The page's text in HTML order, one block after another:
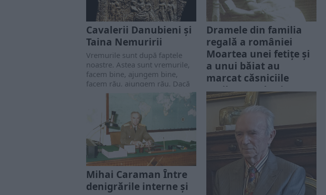
Cavalerii Danubieni și
Taina Nemuririi
Vremurile sunt după faptele
noastre. Astea sunt vremurile,
facem bine, ajungem bine,
facem rău, ajungem rău. Dacă
în tăcere ne ascultăm moșii,...
Dramele din familia
regală a româniei
Moartea unei fetițe și
a unui băiat au
marcat căsniciile
regilor Carol I și
Ferdinand
Decesele au fost evenimente
tragice în destinele multor
familii regale pe plan mondial.
România nu a făcut nici ea
excepție. Istoria a...
Mihai Caraman Între
denigrările interne şi